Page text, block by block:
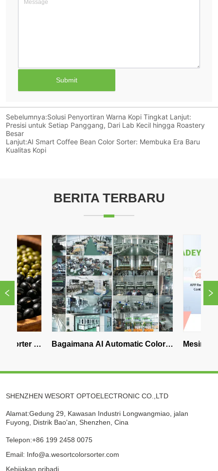
Submit
Sebelumnya:Solusi Penyortiran Warna Kopi Tingkat Lanjut:
Presisi untuk Setiap Panggang, Dari Lab Kecil hingga Roastery
Besar
Lanjut:AI Smart Coffee Bean Color Sorter: Membuka Era Baru
Kualitas Kopi
BERITA TERBARU
Bagaimana AI Automatic Color
Pengolahan Makanan
Mesin
QuadEye 360
SHENZHEN WESORT OPTOELECTRONIC CO.,LTD
Alamat:Gedung 29, Kawasan Industri Longwangmiao, jalan
Fuyong, Distrik Bao'an, Shenzhen, Cina
Telepon:+86 199 2458 0075
Email: Info@a.wesortcolorsorter.com
Kebijakan pribadi